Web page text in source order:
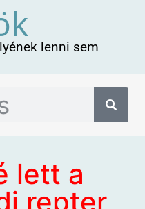
lenni sem
lett a
repter